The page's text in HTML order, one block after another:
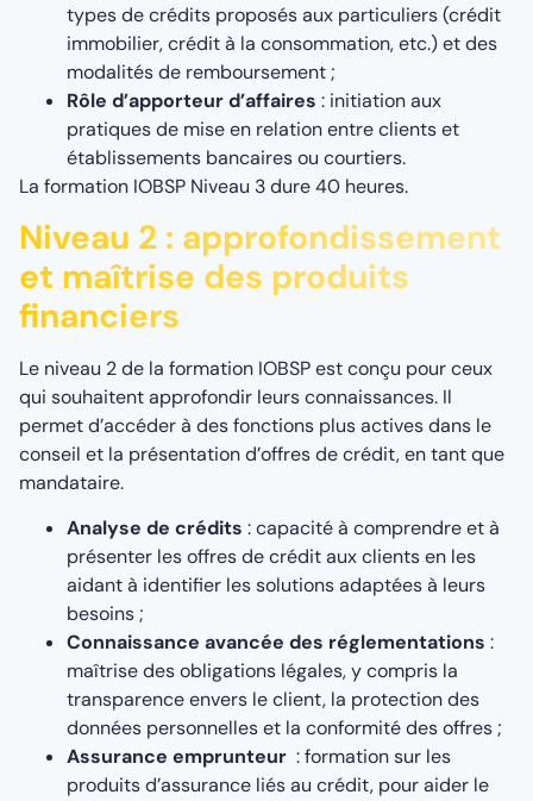
types de crédits proposés aux particuliers (crédit
immobilier, crédit à la consommation, etc.) et des
modalités de remboursement ;
Rôle d’apporteur d’affaires : initiation aux
pratiques de mise en relation entre clients et
établissements bancaires ou courtiers.
La formation IOBSP Niveau 3 dure 40 heures.
Niveau 2 : approfondissement
et maîtrise des produits
financiers
Le niveau 2 de la formation IOBSP est conçu pour ceux
qui souhaitent approfondir leurs connaissances. Il
permet d’accéder à des fonctions plus actives dans le
conseil et la présentation d’offres de crédit, en tant que
mandataire.
Analyse de crédits : capacité à comprendre et à
présenter les offres de crédit aux clients en les
aidant à identifier les solutions adaptées à leurs
besoins ;
Connaissance avancée des réglementations :
maîtrise des obligations légales, y compris la
transparence envers le client, la protection des
données personnelles et la conformité des offres ;
Assurance emprunteur : formation sur les
produits d’assurance liés au crédit, pour aider le